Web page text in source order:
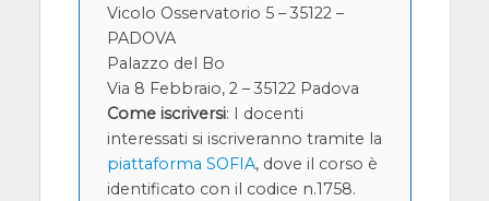
Vicolo Osservatorio 5 – 35122 –
PADOVA
Palazzo del Bo
Via 8 Febbraio, 2 – 35122 Padova
Come iscriversi: I docenti
interessati si iscriveranno tramite la
piattaforma SOFIA, dove il corso è
identificato con il codice n.1758.